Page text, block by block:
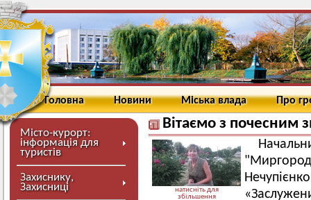
Головна Новини Міська влада Про
Місто-курорт:
інформація для
туристів
Захиснику,
Захисниці
Вітаємо з почесним
натисніть для
збільшення